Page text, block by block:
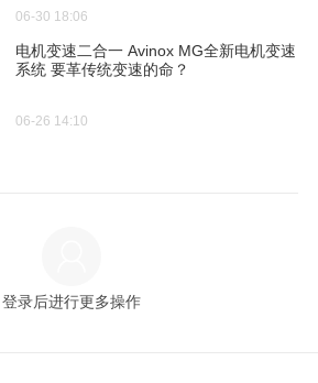
06-30 18:06
电机变速二合一 Avinox MG全新电机变速
系统 要革传统变速的命？
06-26 14:10
登录后进行更多操作